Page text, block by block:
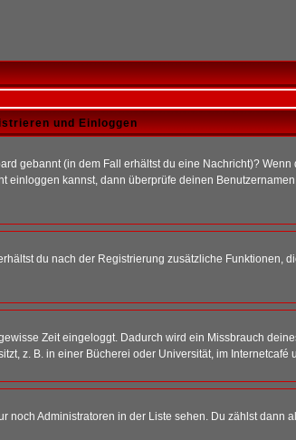
und Einloggen
gebannt (in dem Fall erhältst du eine Nachricht)?
kannst, dann überprüfe deinen
du nach der Registrierung zusätzliche Funktionen,
Zeit eingeloggt. Dadurch wird ein Missbrauch
z. B. in einer Bücherei oder Universität, im Internetcafé
noch Administratoren in der Liste sehen. Du zählst dann